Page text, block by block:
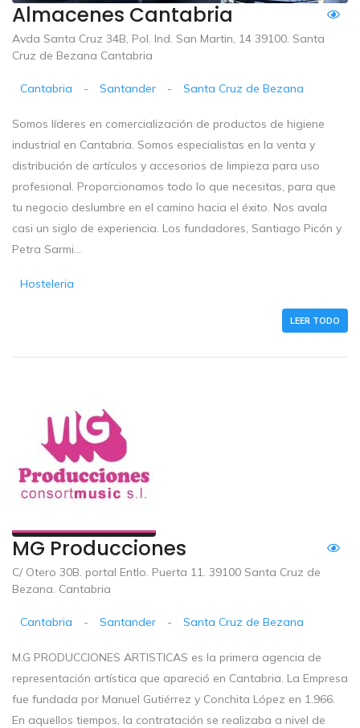
Almacenes Cantabria
Avda Santa Cruz 34B, Pol. Ind. San Martin, 14 39100. Santa
Cruz de Bezana Cantabria
Cantabria - Santander - Santa Cruz de Bezana
Somos líderes en comercialización de productos de higiene
industrial en Cantabria. Somos especialistas en la venta y
distribución de artículos y accesorios de limpieza para uso
profesional. Proporcionamos todo lo que necesitas, para que
tu negocio deslumbre en el camino hacia el éxito. Nos avala
casi un siglo de experiencia. Los fundadores, Santiago Picón y
Petra Sarmi...
Hosteleria
LEER TODO
MG Producciones
C/ Otero 30B. portal Entlo. Puerta 11. 39100 Santa Cruz de
Bezana. Cantabria
Cantabria - Santander - Santa Cruz de Bezana
M.G PRODUCCIONES ARTISTICAS es la primera agencia de
representación artística que apareció en Cantabria. La Empresa
fue fundada por Manuel Gutiérrez y Conchita López en 1.966.
En aquellos tiempos, la contratación se realizaba a nivel de